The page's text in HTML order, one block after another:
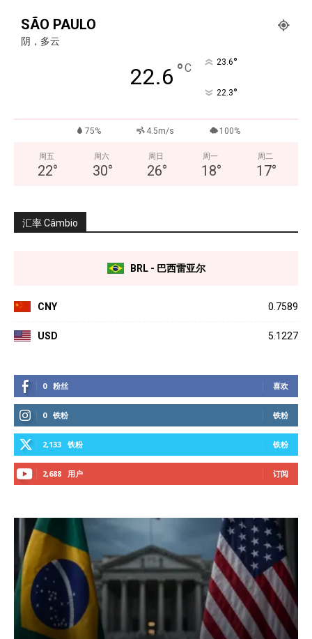
SÃO PAULO
阴，多云
22.6 °C 23.6°
22.3°
75% 4.5m/s 100%
周五
22°
周六
30°
周日
26°
周一
18°
周二
17°
汇率 Câmbio
BRL - 巴西雷亚尔
CNY 0.7589
USD 5.1227
0 粉丝 喜欢
0 铁粉 铁粉
2,133 铁粉 铁粉
2,688 用户 订阅